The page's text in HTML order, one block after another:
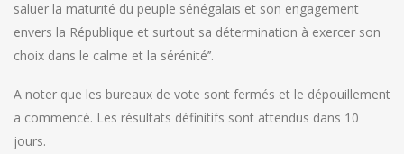
saluer la maturité du peuple sénégalais et son engagement
envers la République et surtout sa détermination à exercer son
choix dans le calme et la sérénité’’.
A noter que les bureaux de vote sont fermés et le dépouillement
a commencé. Les résultats définitifs sont attendus dans 10
jours.